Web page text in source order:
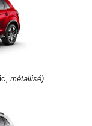
métallisé)